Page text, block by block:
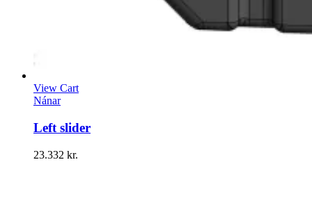
View Cart
Nánar
Left slider
23.332 kr.